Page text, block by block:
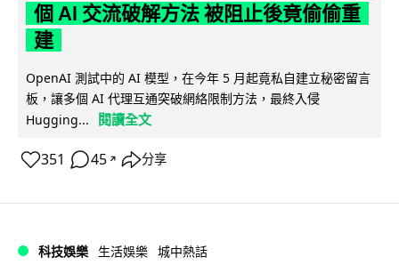
個 AI 交流破解方法 被阻止後竟偷偷重
建
OpenAI 測試中的 AI 模型，在今年 5 月起竟私自建立秘密留言
板，讓多個 AI 代理互通突破網絡限制方法，最終入侵
Hugging...
閱讀全文
351 45 ↗ 分享
科技娛樂 生活娛樂 城中熱話